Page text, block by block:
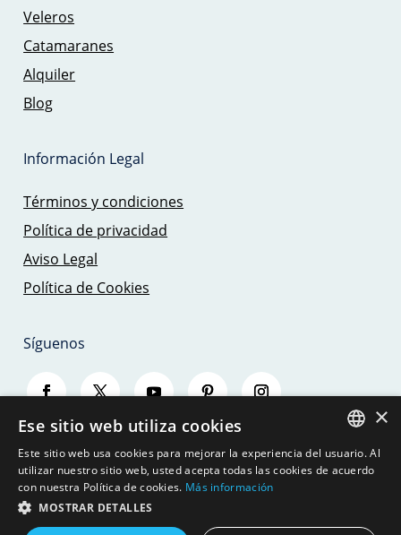
Veleros
Catamaranes
Alquiler
Blog
Información Legal
Términos y condiciones
Política de privacidad
Aviso Legal
Política de Cookies
Síguenos
© 2026 - SAILING TRIPS MALLORCA - JBJ
SPANISH
×
Ese sitio web utiliza cookies
Este sitio web usa cookies para mejorar la experiencia del usuario. Al
utilizar nuestro sitio web, usted acepta todas las cookies de acuerdo
con nuestra Política de cookies. Más información
MOSTRAR DETALLES